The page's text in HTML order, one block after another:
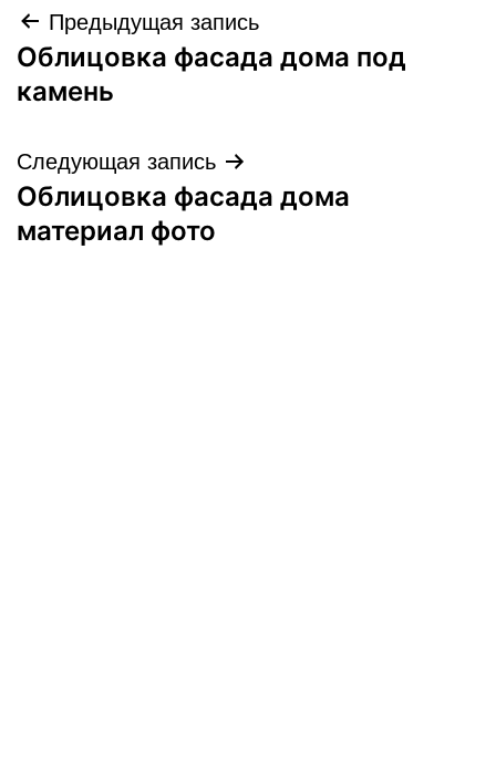
Навигация
по
Предыдущая запись
Облицовка фасада дома под
камень
Следующая запись
Облицовка фасада дома
материал фото